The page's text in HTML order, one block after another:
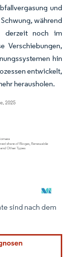
und
während
derzeit noch im
Verschiebungen,
hin
entwickelt,
herausholen.
Namensnennung
sind nach dem